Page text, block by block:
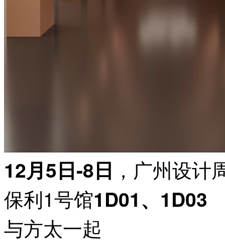
12月5日-8日 ，广州设计
保利1号馆1D01、1D03
与方太一起